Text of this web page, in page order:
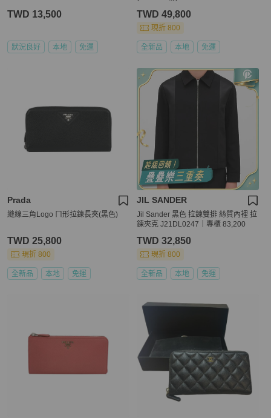
TWD 13,500
狀況良好 本地 免運
TWD 49,800
現折 800
全新品 本地 免運
Prada
縫線三角Logo ㄇ形拉鍊長夾(黑色)
TWD 25,800
現折 800
全新品 本地 免運
JIL SANDER
Jil Sander 黑色 拉鍊雙排 絲質內裡 拉
鍊夾克 J21DL0247｜專櫃 83,200
TWD 32,850
現折 800
全新品 本地 免運